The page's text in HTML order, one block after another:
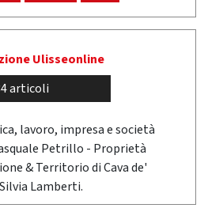
Ulisseonline
articoli
lavoro, impresa e società
Petrillo - Proprietà
& Territorio di Cava de'
Lamberti.